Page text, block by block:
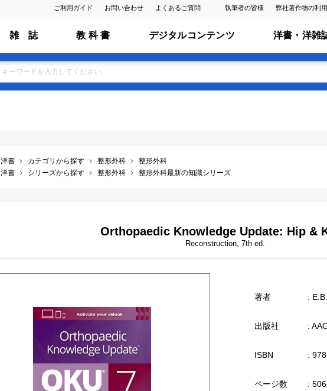
ご利用ガイド お問い合わせ よくあるご質問 執筆者の皆様 弊社著作物の利
雑 誌 教 科 書 デジタルコンテンツ 洋書・洋雑
洋書 カテゴリから探す 整形外科
整形外科
洋書 シリーズから探す 整形外科 整形外科最新の知識シリーズ
Orthopaedic Knowledge Update: Hip &
Reconstruction, 7th ed.
著者 :
出版社 :
ISBN :
ページ数 :